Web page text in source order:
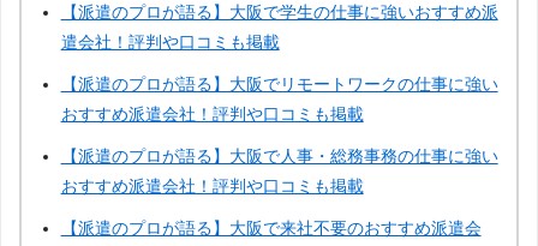
【派遣のプロが語る】大阪で学生の仕事に強いおすすめ派
遣会社！評判や口コミも掲載
【派遣のプロが語る】大阪でリモートワークの仕事に強い
おすすめ派遣会社！評判や口コミも掲載
【派遣のプロが語る】大阪で人事・総務事務の仕事に強い
おすすめ派遣会社！評判や口コミも掲載
【派遣のプロが語る】大阪で来社不要のおすすめ派遣会